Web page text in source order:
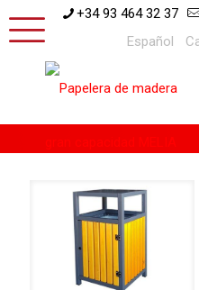
+34 93 464 32 37
Español